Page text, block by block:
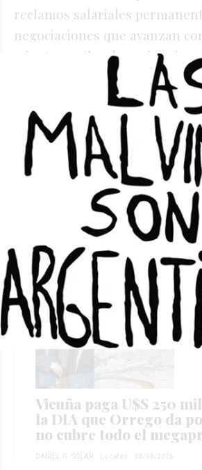
reclamos salariales
negociaciones que avanzan
mientras miles de sanjuaninos
diariamente del colectivo para
trabajar, estudiar o atender
cotidianas.
LOCALES SAN JUAN
Te puede interesar
Vicuña paga U$S 250
la DIA que Orrego da
no cubre todo el
DANIEL G. SOLAR Locales 08/08/2026